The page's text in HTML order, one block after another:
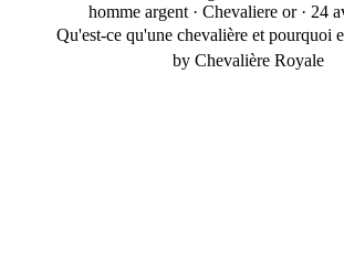
homme argent· Chevaliere or· 24
Qu'est-ce qu'une chevalière et pourquoi
by Chevalière Royale